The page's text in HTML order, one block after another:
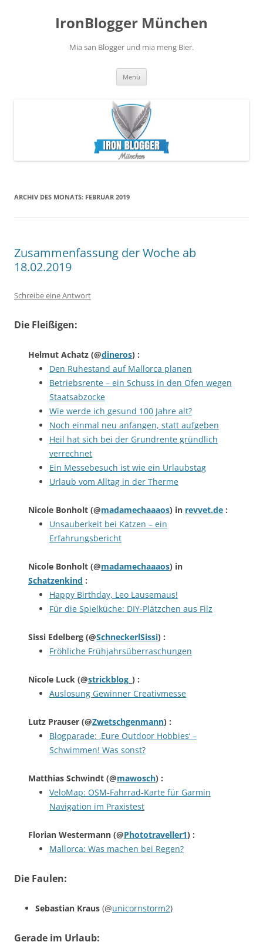
IronBlogger München
Mia san Blogger und mia meng Bier.
Menü
ARCHIV DES MONATS: FEBRUAR 2019
Zusammenfassung der Woche ab
18.02.2019
Schreibe eine Antwort
Die Fleißigen:
Helmut Achatz (@dineros) :
Den Ruhestand auf Mallorca planen
Betriebsrente – ein Schuss in den Ofen wegen
Staatsabzocke
Wie werde ich gesund 100 Jahre alt?
Noch einmal neu anfangen, statt aufgeben
Heil hat sich bei der Grundrente gründlich
verrechnet
Ein Messebesuch ist wie ein Urlaubstag
Urlaub vom Alltag in der Therme
Nicole Bonholt (@madamechaaaos) in revvet.de :
Unsauberkeit bei Katzen – ein
Erfahrungsbericht
Nicole Bonholt (@madamechaaaos) in
Schatzenkind :
Happy Birthday, Leo Lausemaus!
Für die Spielküche: DIY-Plätzchen aus Filz
Sissi Edelberg (@SchneckerlSissi) :
Fröhliche Frühjahrsüberraschungen
Nicole Luck (@strickblog_ ) :
Auslosung Gewinner Creativmesse
Lutz Prauser (@Zwetschgenmann) :
Blogparade: ‚Eure Outdoor Hobbies‘ –
Schwimmen! Was sonst?
Matthias Schwindt (@mawosch) :
VeloMap: OSM-Fahrrad-Karte für Garmin
Navigation im Praxistest
Florian Westermann (@Phototraveller1) :
Mallorca: Was machen bei Regen?
Die Faulen:
Sebastian Kraus (@unicornstorm2)
Gerade im Urlaub: